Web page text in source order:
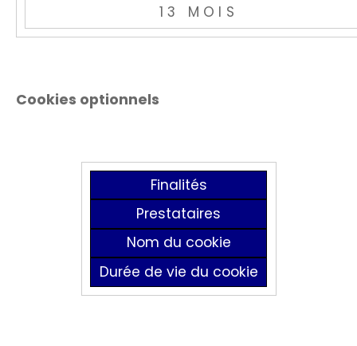
13 MOIS
Cookies optionnels
Finalités
Prestataires
Nom du cookie
Durée de vie du cookie